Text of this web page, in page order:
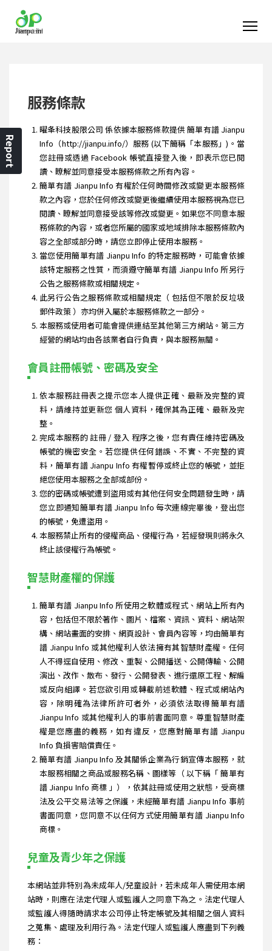
服務條款
曜夆科技股限公司 係依據本服務條款提供 簡單有譜 Jianpu
Info（http://jianpu.info/）服務 (以下簡稱「本服務」)。當
您註冊或透過 Facebook 帳號直接登入後，即表示您已閱
讀、瞭解並同意接受本服務條款之所有內容。
簡單有譜 Jianpu Info 有權於任何時間修改或變更本服務條
款之內容，您於任何修改或變更後繼續使用本服務視為您已
閱讀、瞭解並同意接受該等修改或變更。如果您不同意本服
務條款的內容，或者您所屬的國家或地域排除本服務條款內
容之全部或部分時，請您立即停止使用本服務。
當您使用簡單有譜 Jianpu Info 的特定服務時，可能會依據
該特定服務之性質，而須遵守簡單有譜 Jianpu Info 所另行
公告之服務條款或相關規定。
此另行公告之服務條款或相關規定（ 包括但不限於反垃圾
郵件政策 ）亦均併入屬於本服務條款之一部分。
本服務或使用者可能會提供連結至其他第三方網站。第三方
經營的網站均由各該業者自行負責，與本服務無關。
會員註冊帳號、密碼及安全
依本服務註冊表之提示您本人提供正確、最新及完整的資
料，請維持並更新您 個人資料，確保其為正確、最新及完
整。
完成本服務的 註冊 / 登入 程序之後，您有責任維持密碼及
帳號的機密安全。若您提供任何錯誤、不實、不完整的資
料，簡單有譜 Jianpu Info 有權暫停或終止您的帳號，並拒
絕您使用本服務之全部或部份。
您的密碼或帳號遭到盜用或有其他任何安全問題發生時，請
您立即通知簡單有譜 Jianpu Info 每次連線完畢後，登出您
的帳號，免遭盜用。
本服務禁止所有的侵權商品、侵權行為，若經發現則將永久
終止該侵權行為帳號。
智慧財產權的保護
簡單有譜 Jianpu Info 所使用之軟體或程式、網站上所有內
容，包括但不限於著作、圖片、檔案、資訊、資料、網站架
構、網站畫面的安排、網頁設計、會員內容等，均由簡單有
譜 Jianpu Info 或其他權利人依法擁有其智慧財產權。任何
人不得逕自使用、修改、重製、公開播送、公開傳輸、公開
演出、改作、散布、發行、公開發表、進行還原工程、解編
或反向組譯。若您欲引用或轉載前述軟體、程式或網站內
容，除明確為法律所許可者外，必須依法取得簡單有譜
Jianpu Info 或其他權利人的事前書面同意。尊重智慧財產
權是您應盡的義務，如有違反，您應對簡單有譜 Jianpu
Info 負損害賠償責任。
簡單有譜 Jianpu Info 及其關係企業為行銷宣傳本服務，就
本服務相關之商品或服務名稱、圖樣等（ 以下稱「 簡單有
譜 Jianpu Info 商標 」），依其註冊或使用之狀態，受商標
法及公平交易法等之保護，未經簡單有譜 Jianpu Info 事前
書面同意，您同意不以任何方式使用簡單有譜 Jianpu Info
商標。
兒童及青少年之保護
本網站並非特別為未成年人/兒童設計，若未成年人需使用本網
站時，則應在法定代理人或監護人之同意下為之。法定代理人
或監護人得隨時請求本公司停止特定帳號及其相關之個人資料
之蒐集、處理及利用行為。法定代理人或監護人應盡到下列義
務：
Report